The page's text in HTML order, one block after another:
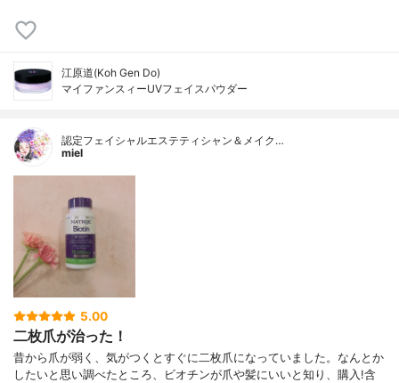
江原道(Koh Gen Do)
マイファンスィーUVフェイスパウダー
認定フェイシャルエステティシャン＆メイク…
miel
5.00
二枚爪が治った！
昔から爪が弱く、気がつくとすぐに二枚爪になっていました。なんとか
したいと思い調べたところ、ビオチンが爪や髪にいいと知り、購入!含